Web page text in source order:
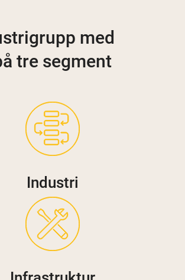
med
tre segment
Industri